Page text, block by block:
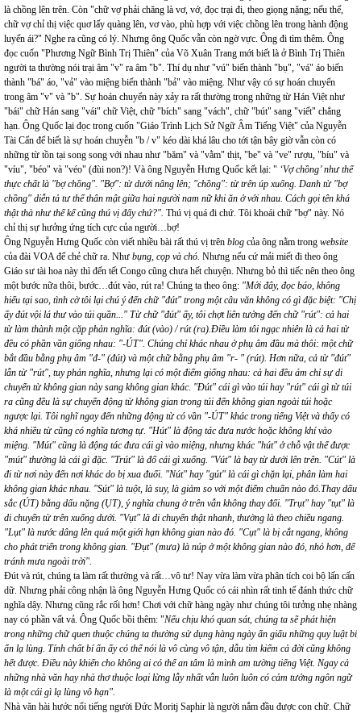
là chồng lên trên. Còn "chữ vợ phải chăng là vơ, vớ, đọc trại đi, theo giọng nặng; nếu thế,
chữ vợ chỉ thị việc quơ lấy quàng lên, vơ vào, phù hợp với việc chồng lên trong hành động
luyến ái?" Nghe ra cũng có lý. Nhưng ông Quốc vẫn còn ngờ vực. Ông đi tìm thêm. Ông
đọc cuốn "Phương Ngữ Bình Trị Thiên" của Võ Xuân Trang mới biết là ở Bình Trị Thiên
người ta thường nói trại âm "v" ra âm "b". Thí dụ như "vú" biến thành "bụ", "vá" áo biến
thành "bá" áo, "vả" vào miệng biến thành "bả" vào miệng. Như vậy có sự hoán chuyển
trong âm "v" và "b". Sự hoán chuyển này xảy ra rất thường trong những từ Hán Việt như
"bái" chữ Hán sang "vái" chữ Việt, chữ "bích" sang "vách", chữ "bút" sang "viết" chẳng
hạn. Ông Quốc lại đọc trong cuốn "Giáo Trình Lịch Sử Ngữ Âm Tiếng Việt" của Nguyễn
Tài Cẩn để biết là sự hoán chuyễn "b / v" kéo dài khá lâu cho tới tận bây giờ vẫn còn có
những từ tồn tại song song với nhau như "băm" và "vằm" thịt, "be" và "ve" rượu, "bíu" và
"víu", "béo" và "véo" (đùi non?)! Và ông Nguyễn Hưng Quốc kết lại: " ‘Vợ chồng’ như thế
thực chất là "bợ chồng". "Bợ": từ dưới nâng lên; "chồng": từ trên úp xuống. Danh từ "bợ
chồng" diễn tả tư thế thân mật giữa hai người nam nữ khi ăn ở với nhau. Cách gọi tên khá
thật thà như thế kể cũng thú vị đấy chứ?". Thú vị quá đi chứ. Tôi khoái chữ "bợ" này. Nó
chỉ thị sự hưởng ứng tích cực của người…bợ!
Ông Nguyễn Hưng Quốc còn viết nhiều bài rất thú vị trên blog của ông nằm trong website
của đài VOA để chẻ chữ ra. Như bụng, cọp và chó. Nhưng nếu cứ mải miết đi theo ông
Giáo sư tài hoa này thì đến tết Congo cũng chưa hết chuyện. Nhưng bỏ thì tiếc nên theo ông
một bước nữa thôi, bước…đút vào, rút ra! Chúng ta theo ông: "Mới đây, đọc báo, không
hiểu tại sao, tình cờ tôi lại chú ý đến chữ "đút" trong một câu văn không có gì đặc biệt: "Chị
ấy đút vội lá thư vào túi quần..." Từ chữ "đút" ấy, tôi chợt liên tưởng đến chữ "rút": cả hai
từ làm thành một cặp phản nghĩa: đút (vào) / rút (ra).Điều làm tôi ngạc nhiên là cả hai từ
đều có phần vần giống nhau: "-ÚT". Chúng chỉ khác nhau ở phụ âm đầu mà thôi: một chữ
bắt đầu bằng phụ âm "đ-" (đút) và một chữ bằng phụ âm "r- " (rút). Hơn nữa, cả từ "đút"
lẫn từ "rút", tuy phản nghĩa, nhưng lại có một điểm giống nhau: cả hai đều ám chỉ sự di
chuyển từ không gian này sang không gian khác. "Đút" cái gì vào túi hay "rút" cái gì từ túi
ra cũng đều là sự chuyển động từ không gian trong túi đến không gian ngoài túi hoặc
ngược lại. Tôi nghĩ ngay đến những động từ có vần "-ÚT" khác trong tiếng Việt và thấy có
khá nhiều từ cũng có nghĩa tương tự. "Hút" là động tác đưa nước hoặc không khí vào
miệng. "Mút" cũng là động tác đưa cái gì vào miệng, nhưng khác "hút" ở chỗ vật thể được
"mút" thường là cái gì đặc. "Trút" là đổ cái gì xuống. "Vút" là bay từ dưới lên trên. "Cút" là
đi từ nơi này đến nơi khác do bị xua đuổi. "Nút" hay "gút" là cái gì chặn lại, phân làm hai
không gian khác nhau. "Sút" là tuột, là suy, là giảm so với một điểm chuẩn nào đó.Thay dấu
sắc (ÚT) bằng dấu nặng (ỤT), ý nghĩa chung ở trên vẫn không thay đổi. "Trụt" hay "tụt" là
di chuyển từ trên xuống dưới. "Vụt" là di chuyển thật nhanh, thường là theo chiều ngang.
"Lụt" là nước dâng lên quá một giới hạn không gian nào đó. "Cụt" là bị cắt ngang, không
cho phát triển trong không gian. "Đụt" (mưa) là núp ở một không gian nào đó, nhỏ hơn, để
tránh mưa ngoài trời".
Đút và rút, chúng ta làm rất thường và rất…vô tư! Nay vừa làm vừa phân tích coi bộ lấn cấn
dữ. Nhưng phải công nhận là ông Nguyễn Hưng Quốc có cái nhìn rất tinh tế đánh thức chữ
nghĩa dậy. Nhưng cũng rắc rối hơn! Chơi với chữ hàng ngày như chúng tôi tưởng nhẹ nhàng
nay có phần vất vả. Ông Quốc bồi thêm: "Nếu chịu khó quan sát, chúng ta sẽ phát hiện
trong những chữ quen thuộc chúng ta thường sử dụng hàng ngày ẩn giấu những quy luật bí
ẩn lạ lùng. Tính chất bí ẩn ấy có thể nói là vô cùng vô tận, dẫu tìm kiếm cả đời cũng không
hết được. Điều này khiến cho không ai có thể an tâm là mình am tường tiếng Việt. Ngay cả
những nhà văn hay nhà thơ thuộc loại lừng lẫy nhất vẫn luôn luôn có cảm tưởng ngôn ngữ
là một cái gì lạ lùng vô hạn".
Nhà văn hài hước nổi tiếng người Đức Moritj Saphir là người nắm đầu được con chữ. Chữ